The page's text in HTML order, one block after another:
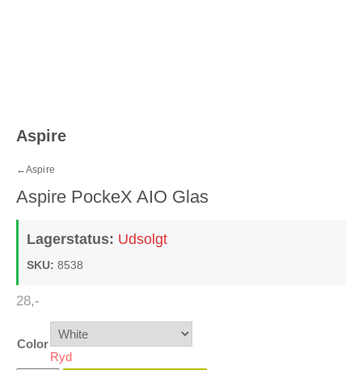
Aspire
←Aspire
Aspire PockeX AIO Glas
Lagerstatus: Udsolgt
SKU: 8538
28,-
Color
Ryd